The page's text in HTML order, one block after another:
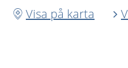
Visa på karta